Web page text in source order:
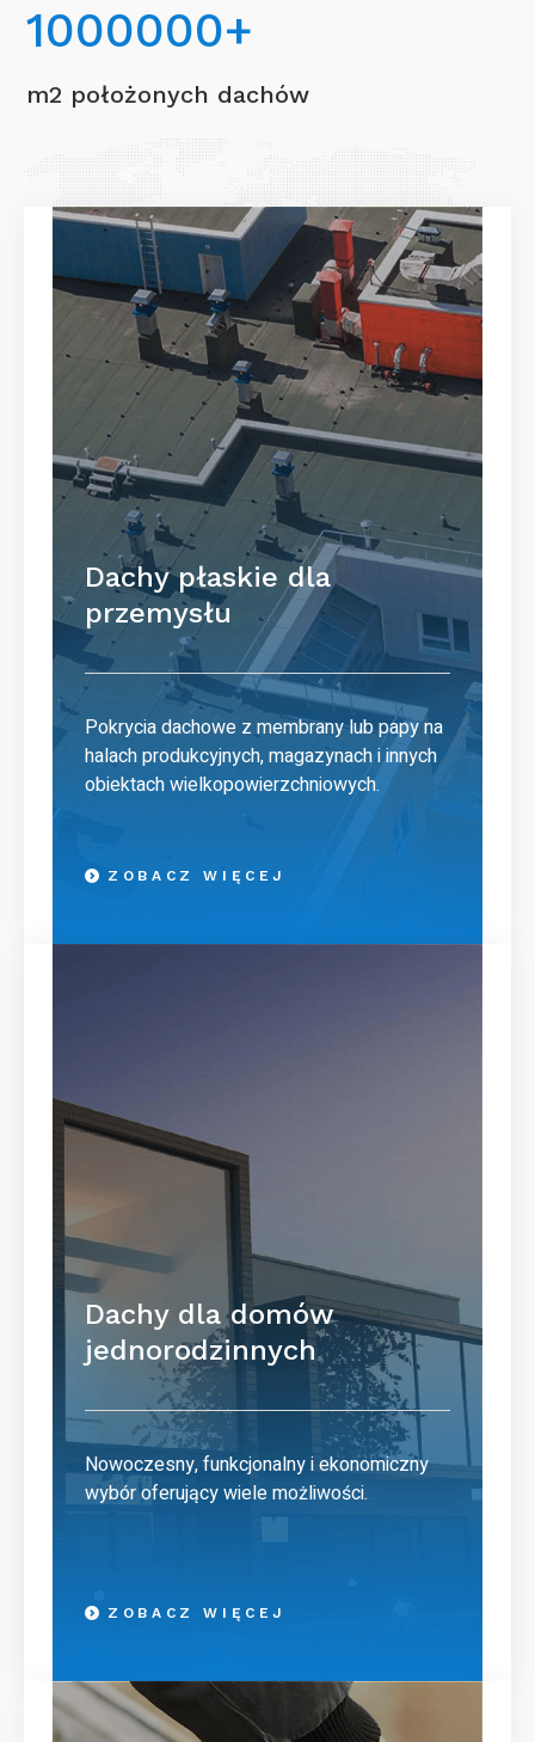
1000000+
m2 położonych dachów
Dachy płaskie dla
przemysłu
Pokrycia dachowe z membrany lub papy na
halach produkcyjnych, magazynach i innych
obiektach wielkopowierzchniowych.
ZOBACZ WIĘCEJ
Dachy dla domów
jednorodzinnych
Nowoczesny, funkcjonalny i ekonomiczny
wybór oferujący wiele możliwości.
ZOBACZ WIĘCEJ